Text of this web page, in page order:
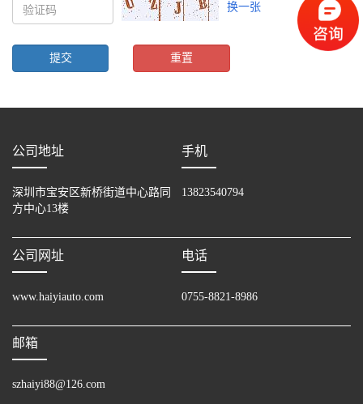
换一张
公司地址
深圳市宝安区新桥街道中心路同
方中心13楼
手机
13823540794
公司网址
www.haiyiauto.com
电话
0755-8821-8986
邮箱
szhaiyi88@126.com